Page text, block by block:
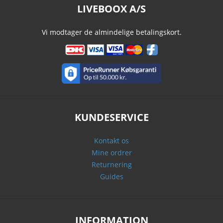
LIVEBOOX A/S
Vi modtager de almindelige betalingskort.
KUNDESERVICE
Kontakt os
Mine ordrer
Returnering
Guides